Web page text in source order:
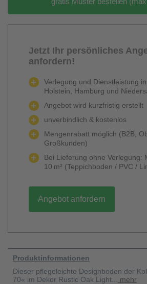
Jetzt Ihr persönliches
anfordern!
Verlegung und Dienstleistung
Holstein, Hamburg und
Angebot wird kurzfristig erstellt
unverbindlich & kostenlos
Mengenrabatt möglich (B2B,
Großkunden)
Bei Lieferung ohne Verlegung:
10 m² (Teppichboden / PVC /
Angebot anfordern
Produktinformationen
Dieser pflegeleichte Designboden der
70« im Dekor Rustic Oak Light...
mehr